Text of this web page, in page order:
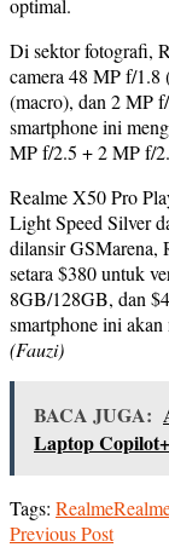
Di sektor fotografi,
camera 48 MP f/
(macro), dan 2 MP
smartphone ini
MP f/2.5 + 2 MP f/
Realme X50 Pro
Light Speed Silver
dilansir GSMarena,
setara $380 untuk
8GB/128GB, dan
smartphone ini
(Fauzi)
BACA JUGA:
Laptop
Tags: Realme
Previous Post